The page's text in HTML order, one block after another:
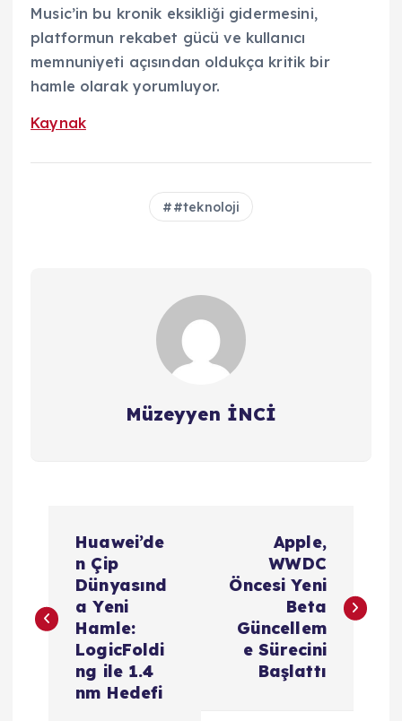
Music’in bu kronik eksikliği gidermesini,
platformun rekabet gücü ve kullanıcı
memnuniyeti açısından oldukça kritik bir
hamle olarak yorumluyor.
Kaynak
#teknoloji
Müzeyyen İNCİ
z
Huawei’de
n Çip
Dünyasınd
a Yeni
Hamle:
LogicFoldi
ng ile 1.4
nm Hedefi
Apple,
WWDC
Öncesi Yeni
Beta
Güncellem
e Sürecini
Başlattı